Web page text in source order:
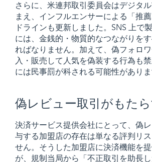
さらに、米連邦取引委員会はデジタ
まえ、インフルエンサーによる「推
ドラインも更新しました。SNS 上で
には、金銭的・物質的なつながりを
ればなりません。加えて、偽フォロ
入・販売して人気を偽装する行為も
には民事罰が科される可能性がありま
偽レビュー取引がもた
決済サービス提供会社にとって、偽
与する加盟店の存在は単なる評判リ
せん。そうした加盟店に決済機能を
が、規制当局から「不正取引を助長